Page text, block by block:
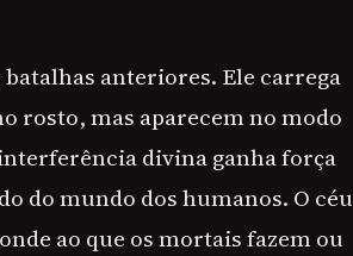
batalhas anteriores. Ele carrega
rosto, mas aparecem no modo
divina ganha força
do mundo dos humanos. O céu
ao que os mortais fazem ou